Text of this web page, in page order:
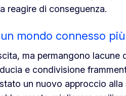
reagire di conseguenza.
mondo connesso
ma permangono
e condivisione
un nuovo approccio